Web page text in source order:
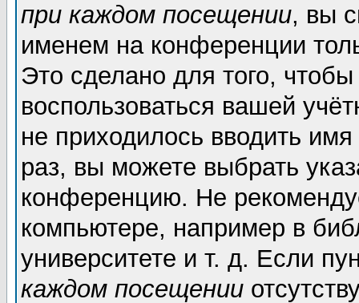
при каждом посещении, вы
именем на конференции
Это сделано для того, чтобы
воспользоваться вашей
не приходилось вводить
раз, вы можете выбрать
конференцию. Не
компьютере, например в
университете и т. д. Если
каждом посещении